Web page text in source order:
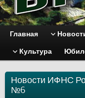
Главная
Культура
Новости ИФНС
№6